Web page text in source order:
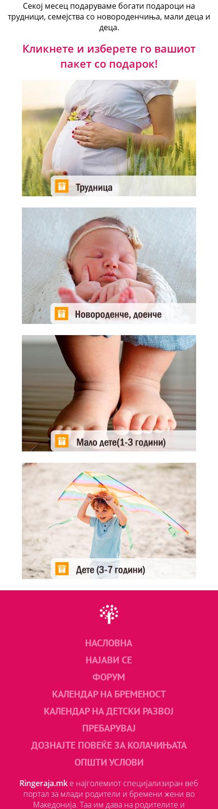
Секој месец подаруваме богати подароци на
трудници, семејства со новороденчиња, мали деца и
деца.
Кликнете и изберете го вашиот
пакет со подарок!
НАСЛОВНА
НАЈАВИ СЕ
ФОРУМ
КАЛЕНДАР НА БРЕМЕНОСТ
КАЛЕНДАР НА ДЕТСКИ РАЗВОЈ
ПРЕБАРУВАЈ
ДОЗНАЈТЕ ПОВЕЌЕ ЗА КОЛАЧИЊАТА
ОПШТИ УСЛОВИ
Ringeraja.mk е најголемиот специјализиран веб
портал за млади родители и бремени жени во
Македонија. Таа им дава на родителите и